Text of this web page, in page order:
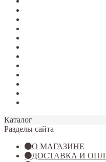
Каталог
Разделы сайта
О МАГАЗИНЕ
ДОСТАВКА И